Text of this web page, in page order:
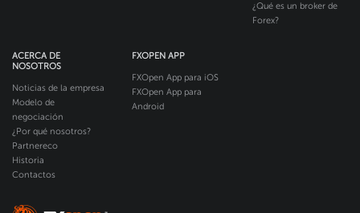
¿Qué es un broker de
Forex?
ACERCA DE
NOSOTROS
Noticias de la empresa
Modelo de
negociación
¿Por qué nosotros?
Partnereco
Historia
Contactos
FXOPEN APP
FXOpen App para iOS
FXOpen App para
Android